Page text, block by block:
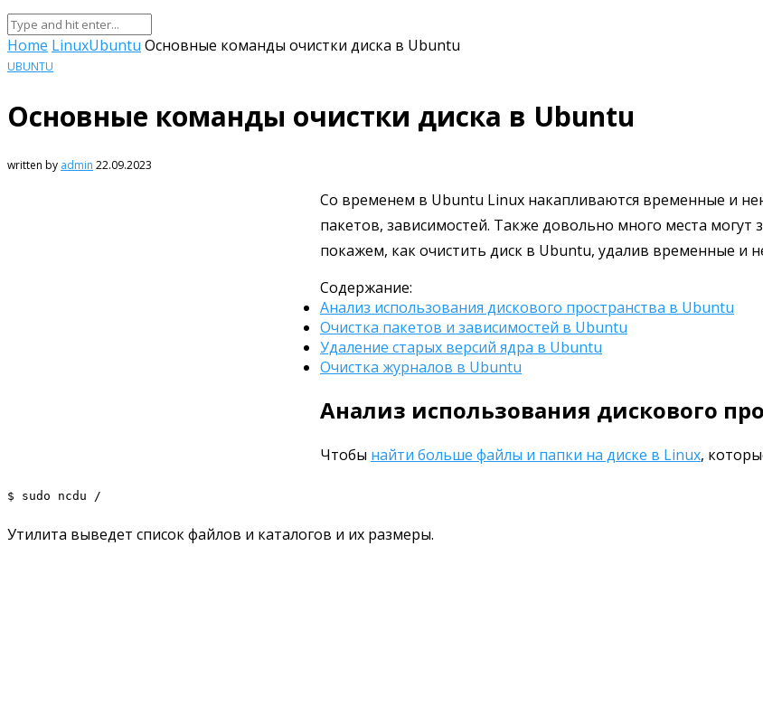
Home LinuxUbuntu Основные команды очистки диска в Ubuntu
UBUNTU
Основные команды очистки диска в Ubuntu
written by admin 22.09.2023
Со временем в Ubuntu Linux накапливаются временные и
пакетов, зависимостей. Также довольно много места
покажем, как очистить диск в Ubuntu, удалив временные и
Содержание:
Анализ использования дискового пространства в Ubuntu
Очистка пакетов и зависимостей в Ubuntu
Удаление старых версий ядра в Ubuntu
Очистка журналов в Ubuntu
Анализ использования дискового
Чтобы найти больше файлы и папки на диске в Linux,
$ sudo ncdu /
Утилита выведет список файлов и каталогов и их размеры.